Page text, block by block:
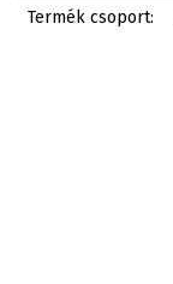
Termék csoport: